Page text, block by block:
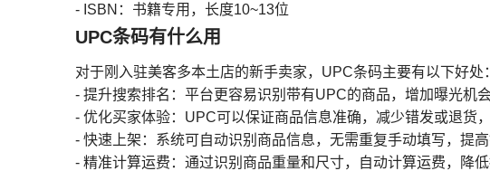
- ISBN：书籍专用，长度10~13位
UPC条码有什么用
对于刚入驻美客多本土店的新手卖家，UPC条码主要有以下好处：
- 提升搜索排名：平台更容易识别带有UPC的商品，增加曝光机
- 优化买家体验：UPC可以保证商品信息准确，减少错发或退货
- 快速上架：系统可自动识别商品信息，无需重复手动填写，提高
- 精准计算运费：通过识别商品重量和尺寸，自动计算运费，降低